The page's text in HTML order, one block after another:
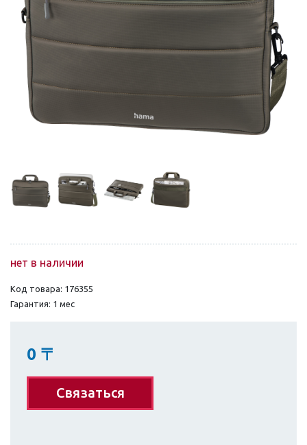
нет в наличии
Код товара: 176355
Гарантия: 1 мес
0 〒
Связаться